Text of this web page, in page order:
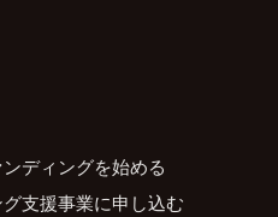
ディングを始める
支援事業に申し込む